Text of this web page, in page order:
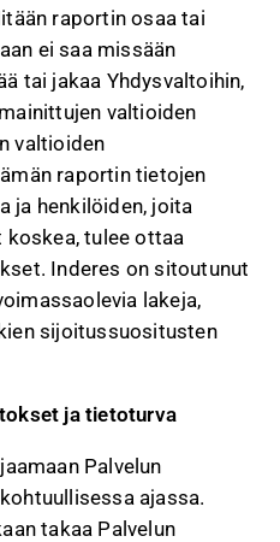
raportin osaa tai
ei saa missään
tai jakaa Yhdysvaltoihin,
valtioiden
valtioiden
raportin tietojen
ja henkilöiden, joita
tulee ottaa
Inderes on sitoutunut
lakeja,
sijoitussuositusten
ja tietoturva
Palvelun
ajassa.
takaa Palvelun